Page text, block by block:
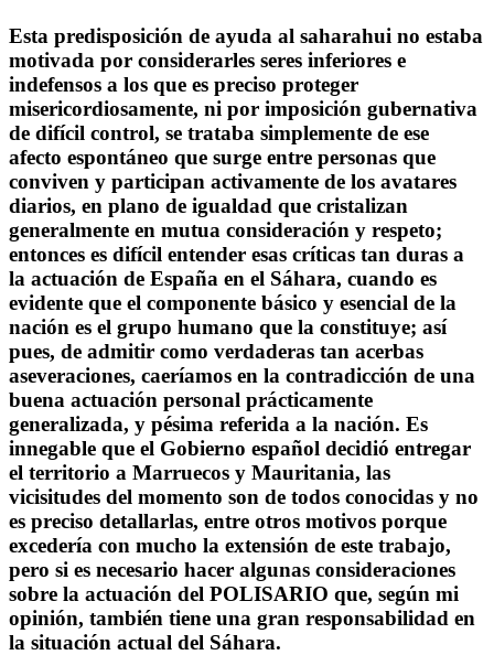
Esta predisposición de ayuda al saharahui no estaba
motivada por considerarles seres inferiores e
indefensos a los que es preciso proteger
misericordiosamente, ni por imposición gubernativa
de difícil control, se trataba simplemente de ese
afecto espontáneo que surge entre personas que
conviven y participan activamente de los avatares
diarios, en plano de igualdad que cristalizan
generalmente en mutua consideración y respeto;
entonces es difícil entender esas críticas tan duras a
la actuación de España en el Sáhara, cuando es
evidente que el componente básico y esencial de la
nación es el grupo humano que la constituye; así
pues, de admitir como verdaderas tan acerbas
aseveraciones, caeríamos en la contradicción de una
buena actuación personal prácticamente
generalizada, y pésima referida a la nación. Es
innegable que el Gobierno español decidió entregar
el territorio a Marruecos y Mauritania, las
vicisitudes del momento son de todos conocidas y no
es preciso detallarlas, entre otros motivos porque
excedería con mucho la extensión de este trabajo,
pero si es necesario hacer algunas consideraciones
sobre la actuación del POLISARIO que, según mi
opinión, también tiene una gran responsabilidad en
la situación actual del Sáhara.